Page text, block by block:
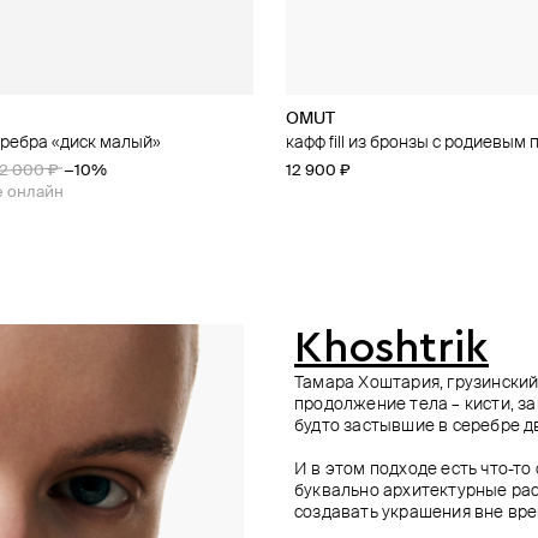
«диск малый»
000 ₽ −10%
онлайн
OMUT
кафф fill из бронзы с родиевым
12 900 ₽
из серебра с кристаллом
Jewlia
кафф «дюна» из серебра
12 950 ₽
из серебра с топазами
35.02
кафф из белого золота с
12 320 ₽
"hyper diamond" в форме масти
проколами
OMUT
гипер-кафф "hyper club" в
трефы с пирсинг-проколами
Khoshtrik
Тамара Хоштария,
продолжение тела – кисти,
будто застывшие в серебре
И в этом подходе есть что-
буквально архитектурные
создавать украшения вне